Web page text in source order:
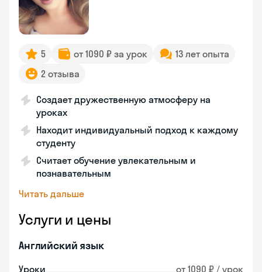
5 от 1090 ₽ за урок
13 лет опыта
2 отзыва
Создает дружественную атмосферу на
уроках
Находит индивидуальный подход к каждому
студенту
Считает обучение увлекательным и
познавательным
Читать дальше
Услуги и цены
Английский язык
Уроки от 1090 ₽ / урок